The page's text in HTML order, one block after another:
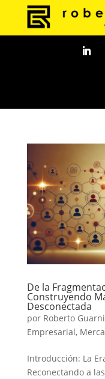
De la
Construyendo
Desconectada
por Roberto
Empresarial,
Introducción: La
Reconectando a